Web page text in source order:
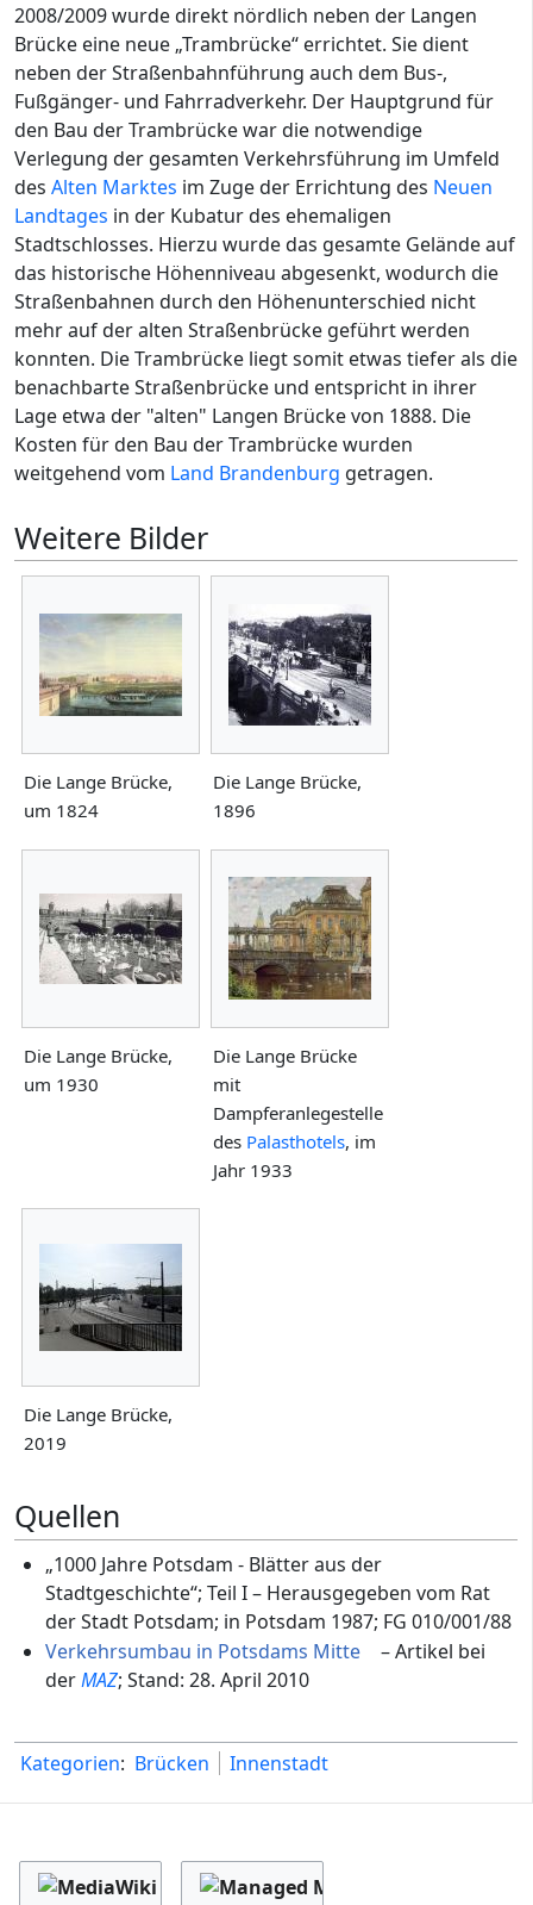
2008/2009 wurde direkt nördlich neben der Langen
Brücke eine neue „Trambrücke“ errichtet. Sie dient
neben der Straßenbahnführung auch dem Bus-,
Fußgänger- und Fahrradverkehr. Der Hauptgrund für
den Bau der Trambrücke war die notwendige
Verlegung der gesamten Verkehrsführung im Umfeld
des Alten Marktes im Zuge der Errichtung des Neuen
Landtages in der Kubatur des ehemaligen
Stadtschlosses. Hierzu wurde das gesamte Gelände auf
das historische Höhenniveau abgesenkt, wodurch die
Straßenbahnen durch den Höhenunterschied nicht
mehr auf der alten Straßenbrücke geführt werden
konnten. Die Trambrücke liegt somit etwas tiefer als die
benachbarte Straßenbrücke und entspricht in ihrer
Lage etwa der "alten" Langen Brücke von 1888. Die
Kosten für den Bau der Trambrücke wurden
weitgehend vom Land Brandenburg getragen.
Weitere Bilder
Die Lange Brücke,
um 1824
Die Lange Brücke,
1896
Die Lange Brücke,
um 1930
Die Lange Brücke
mit
Dampferanlegestelle
des Palasthotels, im
Jahr 1933
Die Lange Brücke,
2019
Quellen
„1000 Jahre Potsdam - Blätter aus der
Stadtgeschichte“; Teil I – Herausgegeben vom Rat
der Stadt Potsdam; in Potsdam 1987; FG 010/001/88
Verkehrsumbau in Potsdams Mitte
– Artikel bei
derMAZ; Stand: 28. April 2010
Kategorien: Brücken Innenstadt